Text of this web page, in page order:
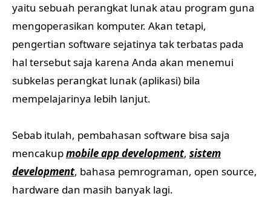
yaitu sebuah perangkat lunak atau program guna
mengoperasikan komputer. Akan tetapi,
pengertian software sejatinya tak terbatas pada
hal tersebut saja karena Anda akan menemui
subkelas perangkat lunak (aplikasi) bila
mempelajarinya lebih lanjut.
Sebab itulah, pembahasan software bisa saja
mencakupmobile app development, sistem
development, bahasa pemrograman, open source,
hardware dan masih banyak lagi.